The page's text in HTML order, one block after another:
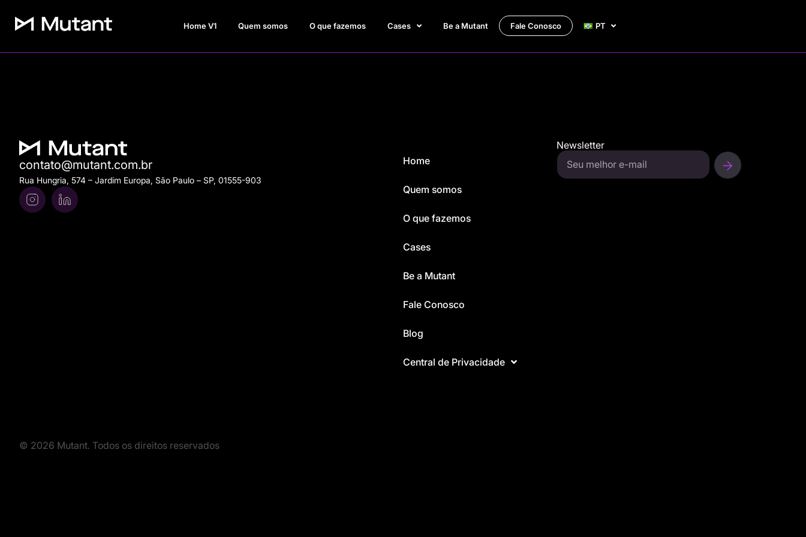
Home V1 Quem somos O que fazemos Cases Be a Mutant Fale Conosco PT
contato@mutant.com.br
Rua Hungria, 574 – Jardim Europa, São Paulo – SP, 01555-903
Home
Quem somos
O que fazemos
Cases
Be a Mutant
Fale Conosco
Blog
Central de Privacidade
Newsletter
© 2026 Mutant. Todos os direitos reservados